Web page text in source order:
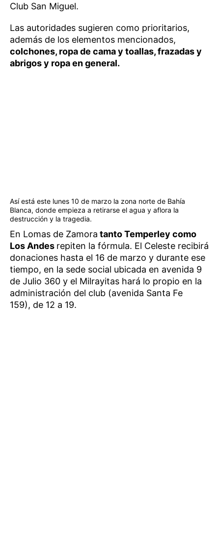
Club San Miguel.
Las autoridades sugieren como prioritarios,
además de los elementos mencionados,
colchones, ropa de cama y toallas, frazadas y
abrigos y ropa en general.
Así está este lunes 10 de marzo la zona norte de Bahía
Blanca, donde empieza a retirarse el agua y aflora la
destrucción y la tragedia.
En Lomas de Zamora tanto Temperley como
Los Andes repiten la fórmula. El Celeste recibirá
donaciones hasta el 16 de marzo y durante ese
tiempo, en la sede social ubicada en avenida 9
de Julio 360 y el Milrayitas hará lo propio en la
administración del club (avenida Santa Fe
159), de 12 a 19.